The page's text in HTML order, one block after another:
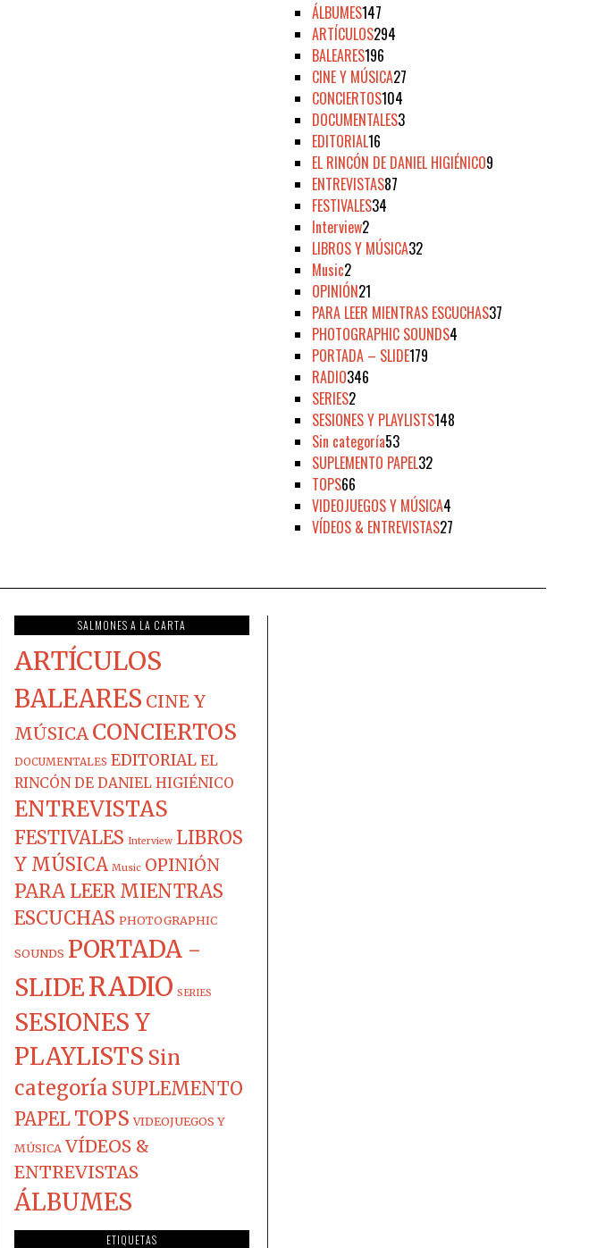
ÁLBUMES147
ARTÍCULOS294
BALEARES196
CINE Y MÚSICA27
CONCIERTOS104
DOCUMENTALES3
EDITORIAL16
EL RINCÓN DE DANIEL HIGIÉNICO9
ENTREVISTAS87
FESTIVALES34
Interview2
LIBROS Y MÚSICA32
Music2
OPINIÓN21
PARA LEER MIENTRAS ESCUCHAS37
PHOTOGRAPHIC SOUNDS4
PORTADA – SLIDE179
RADIO346
SERIES2
SESIONES Y PLAYLISTS148
Sin categoría53
SUPLEMENTO PAPEL32
TOPS66
VIDEOJUEGOS Y MÚSICA4
VÍDEOS & ENTREVISTAS27
SALMONES A LA CARTA
ARTÍCULOS
BALEARES CINE Y
MÚSICA CONCIERTOS
DOCUMENTALES EDITORIAL EL
RINCÓN DE DANIEL HIGIÉNICO
ENTREVISTAS
FESTIVALES Interview LIBROS
Y MÚSICA Music OPINIÓN
PARA LEER MIENTRAS
ESCUCHAS PHOTOGRAPHIC
SOUNDS PORTADA -
SLIDERADIO SERIES
SESIONES Y
PLAYLISTS Sin
categoría SUPLEMENTO
PAPEL TOPS VIDEOJUEGOS Y
MÚSICA VÍDEOS &
ENTREVISTAS
ÁLBUMES
ETIQUETAS